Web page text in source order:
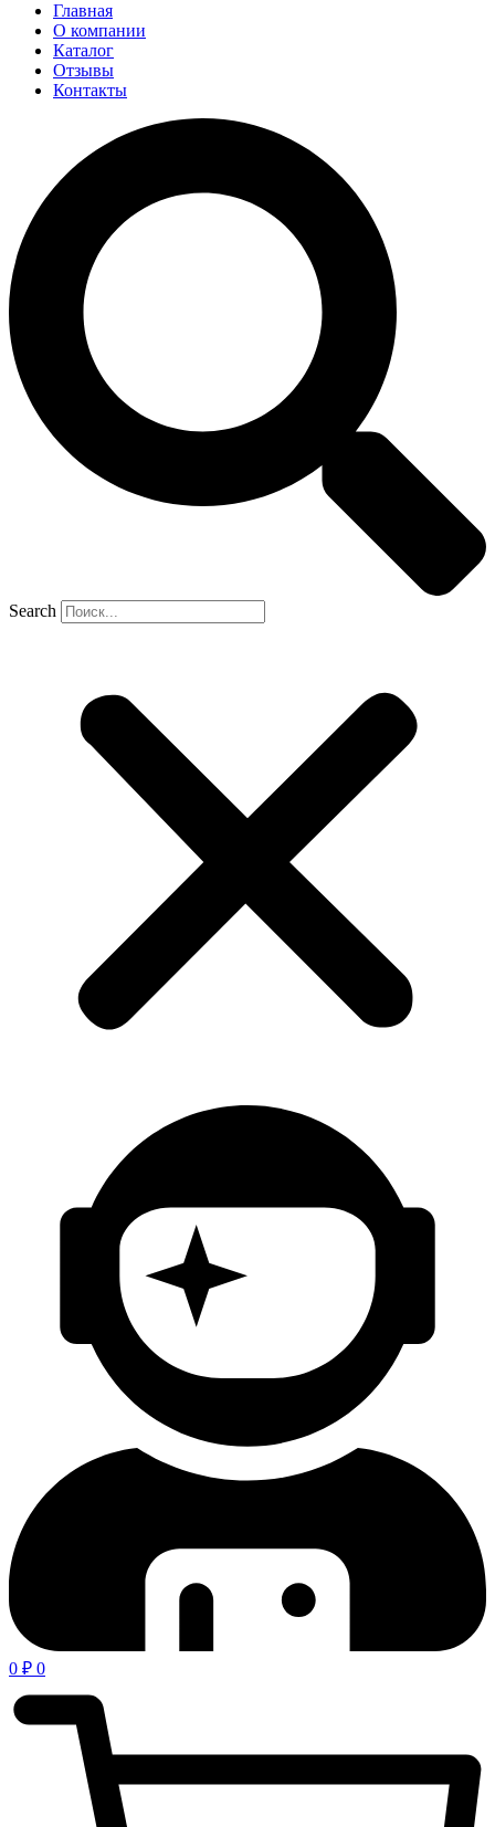
Главная
О компании
Каталог
Отзывы
Контакты
Search
0 ₽ 0